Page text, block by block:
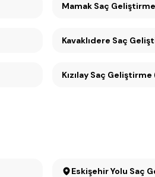
Mamak Saç
Kavaklıdere
Kızılay Saç
Eskişehir Yolu Saç